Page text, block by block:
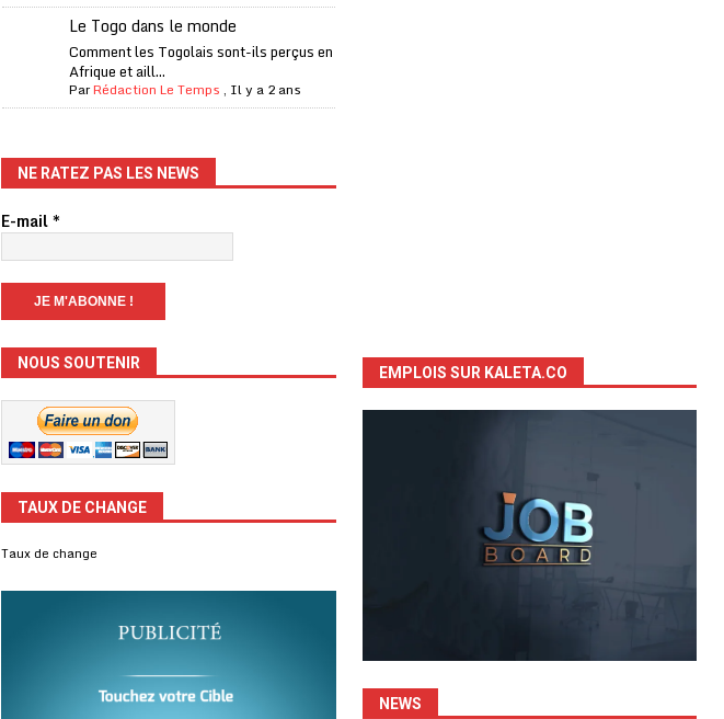
Le Togo dans le monde
Comment les Togolais sont-ils perçus en
Afrique et aill...
ParRédaction Le Temps , Il y a 2 ans
NE RATEZ PAS LES NEWS
E-mail*
NOUS SOUTENIR
TAUX DE CHANGE
Taux de change
EMPLOIS SUR KALETA.CO
NEWS